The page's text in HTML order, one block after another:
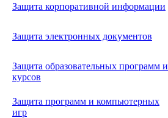
Защита корпоративной информации
Защита электронных документов
Защита образовательных программ и
курсов
Защита программ и компьютерных
игр